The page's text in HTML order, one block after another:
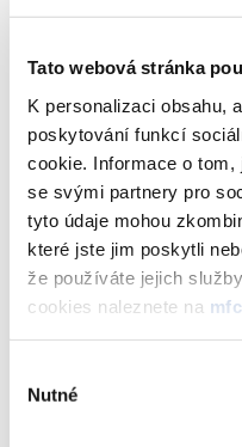
Tato webová stránka
K personalizaci obsahu,
poskytování funkcí
cookie. Informace o
se svými partnery pro
tyto údaje mohou
které jste jim poskytli
že používáte jejich
cookies naleznete na
souhlasu
Nutné
vybraných poboček
Žádost o provedení
dárce 250 Kč.
Existují dvě varianty předání:
Jednodušší varianta
distributorovidostaví
Dárce i
společně. S